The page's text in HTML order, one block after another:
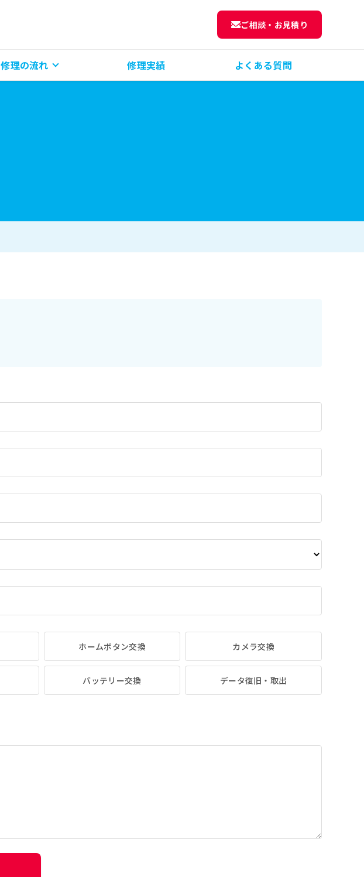
ご相談・お見積り
修理の流れ 修理実績 よくある質問
ホームボタン交換 カメラ交換
バッテリー交換 データ復旧・取出